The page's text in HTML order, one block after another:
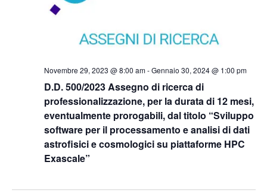
D.D. 500/2023 Assegno di ricerca di
professionalizzazione, per la durata di 12 mesi,
eventualmente prorogabili, dal titolo “Sviluppo
software per il processamento e analisi di dati
astrofisici e cosmologici su piattaforme HPC
Exascale”
Novembre 29, 2023 @ 8:00 am-Gennaio 30, 2024 @ 1:00 pm